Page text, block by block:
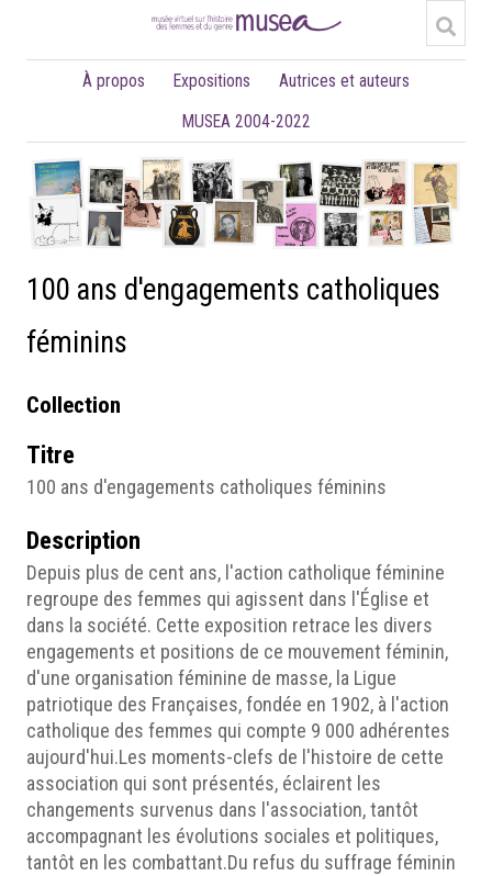
À propos Expositions
Autrices et auteurs
MUSEA 2004-2022
100 ans d'engagements catholiques
féminins
Collection
Titre
100 ans d'engagements catholiques féminins
Description
Depuis plus de cent ans, l'action catholique féminine
regroupe des femmes qui agissent dans l'Église et
dans la société. Cette exposition retrace les divers
engagements et positions de ce mouvement féminin,
d'une organisation féminine de masse, la Ligue
patriotique des Françaises, fondée en 1902, à l'action
catholique des femmes qui compte 9 000 adhérentes
aujourd'hui.Les moments-clefs de l'histoire de cette
association qui sont présentés, éclairent les
changements survenus dans l'association, tantôt
accompagnant les évolutions sociales et politiques,
tantôt en les combattant.Du refus du suffrage féminin